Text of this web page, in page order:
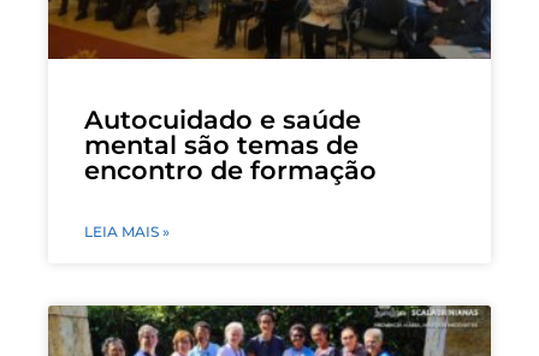
Autocuidado e saúde
mental são temas de
encontro de formação
LEIA MAIS »